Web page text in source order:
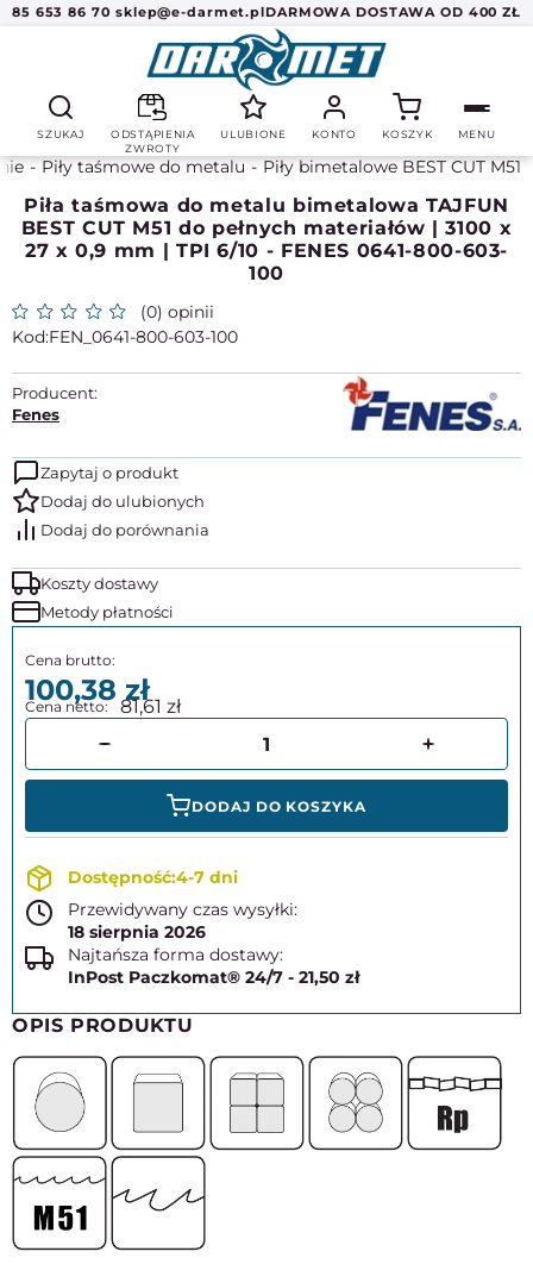
85 653 86 70 sklep@e-darmet.plDARMOWA DOSTAWA OD 400 ZŁ
SZUKAJ
ODSTĄPIENIA
ZWROTY
ULUBIONE KONTO KOSZYK MENU
Piły taśmowe do metalu Piły bimetalowe BEST CUT M51
Piła taśmowa do metalu bimetalowa TAJFUN
BEST CUT M51 do pełnych materiałów | 3100 x
27 x 0,9 mm | TPI 6/10 - FENES 0641-800-603-
100
(0) opinii
FEN_0641-800-603-100
Producent:
Fenes
Zapytaj o produkt
Koszty dostawy
Metody płatności
100,38 81,61
DODAJ DO KOSZYKA
4-7 dni
Przewidywany czas wysyłki:
18 sierpnia 2026
Najtańsza forma dostawy:
InPost Paczkomat® 24/7 - 21,50 zł
OPIS PRODUKTU